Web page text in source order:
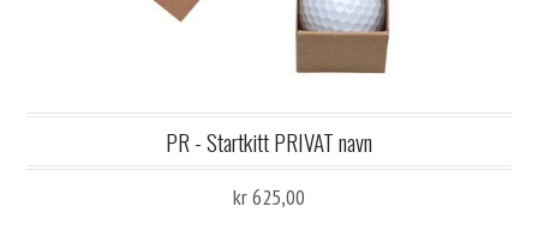
PR - Startkitt PRIVAT navn
kr 625,00